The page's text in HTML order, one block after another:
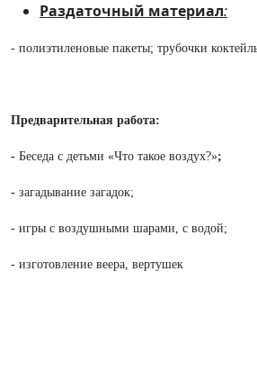
Раздаточный материал:
- полиэтиленовые пакеты; трубочки
Предварительная работа:
- Беседа с детьми «Что такое воздух?»;
- загадывание загадок;
- игры с воздушными шарами, с водой;
- изготовление веера, вертушек